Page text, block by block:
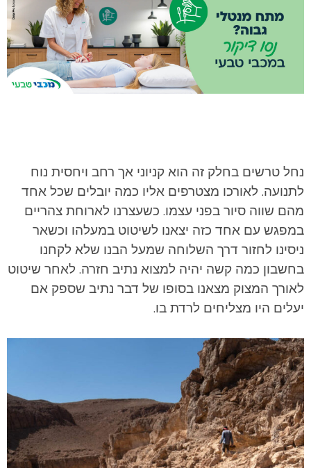
נחל טרשים בחלק זה הוא קניוני אך רחב ויחסית נוח
לתנועה. לאורכו מצטרפים אליו כמה יובלים שכל אחד
מהם שווה סיור בפני עצמו. כשעצרנו לארוחת צהריים
במפגש עם אחד כזה יצאנו לשיטוט במעלהו וכשאר
ניסינו לחזור דרך השלוחה שמעל הבנו שלא לקחנו
בחשבון כמה קשה יהיה למצוא נתיב חזרה. לאחר שיטוט
לאורך המצוק מצאנו בסופו של דבר נתיב שספק אם
יעלים היו מצליחים לרדת בו.